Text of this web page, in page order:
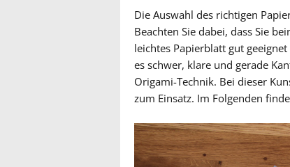
Die Auswahl des richtigen
Beachten Sie dabei, dass Sie
leichtes Papierblatt gut
es schwer, klare und gerade
Origami-Technik. Bei dieser
zum Einsatz. Im Folgenden